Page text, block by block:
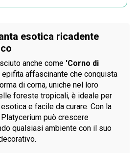
esotica ricadente
anche come 'Corno di
epifita affascinante che conquista
di corna, uniche nel loro
foreste tropicali, è ideale per
e facile da curare. Con la
può crescere
qualsiasi ambiente con il suo